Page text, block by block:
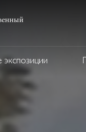
экспозиции